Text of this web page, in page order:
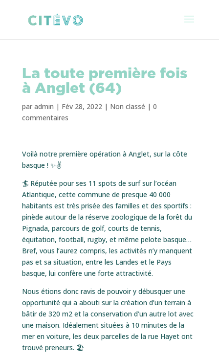
La toute première fois
à Anglet (64)
par admin | Fév 28, 2022| Non classé | 0
commentaires
Voilà notre première opération à Anglet, sur la côte
basque ! ✨✌️
🏄 Réputée pour ses 11 spots de surf sur l’océan
Atlantique, cette commune de presque 40 000
habitants est très prisée des familles et des sportifs :
pinède autour de la réserve zoologique de la forêt du
Pignada, parcours de golf, courts de tennis,
équitation, football, rugby, et même pelote basque…
Bref, vous l’aurez compris, les activités n’y manquent
pas et sa situation, entre les Landes et le Pays
basque, lui confère une forte attractivité.
Nous étions donc ravis de pouvoir y débusquer une
opportunité qui a abouti sur la création d’un terrain à
bâtir de 320 m2 et la conservation d’un autre lot avec
une maison. Idéalement situées à 10 minutes de la
mer en voiture, les deux parcelles de la rue Hayet ont
trouvé preneurs. 🏖